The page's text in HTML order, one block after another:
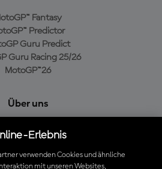
Fantasy
Predictor
Guru Predict
Guru Racing 25/26
MotoGP™26
Über uns
Richtlinien
Erlebnis
verwenden Cookies und ähnliche
mit unseren Websites,